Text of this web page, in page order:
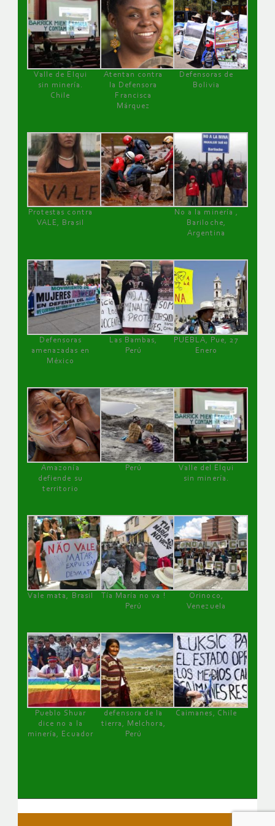
Valle de Elqui
sin minería.
Chile
Atentan contra
la Defensora
Francisca
Márquez
Defensoras de
Bolivia
Protestas contra
VALE, Brasil
No a la minería ,
Bariloche,
Argentina
Defensoras
amenazadas en
México
Las Bambas,
Perú
PUEBLA, Pue, 27
Enero
Amazonía
defiende su
territorio
Perú
Valle del Elqui
sin minería.
Vale mata, Brasil
Tía María no va !
Perú
Orinoco,
Venezuela
Pueblo Shuar
dice no a la
minería, Ecuador
defensora de la
tierra, Melchora,
Perú
Caimanes, Chile